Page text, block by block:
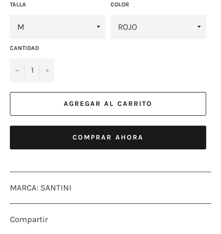
TALLA COLOR
CANTIDAD
− +
AGREGAR AL CARRITO
COMPRAR AHORA
MARCA: SANTINI
Compartir